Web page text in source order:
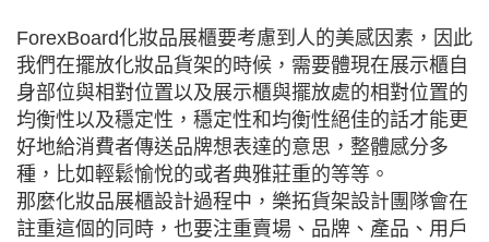
ForexBoard化妝品展櫃要考慮到人的美感因素，因此
我們在擺放化妝品貨架的時候，需要體現在展示櫃自
身部位與相對位置以及展示櫃與擺放處的相對位置的
均衡性以及穩定性，穩定性和均衡性絕佳的話才能更
好地給消費者傳送品牌想表達的意思，整體感分多
種，比如輕鬆愉悅的或者典雅莊重的等等。
那麼化妝品展櫃設計過程中，樂拓貨架設計團隊會在
註重這個的同時，也要注重賣場、品牌、產品、用戶